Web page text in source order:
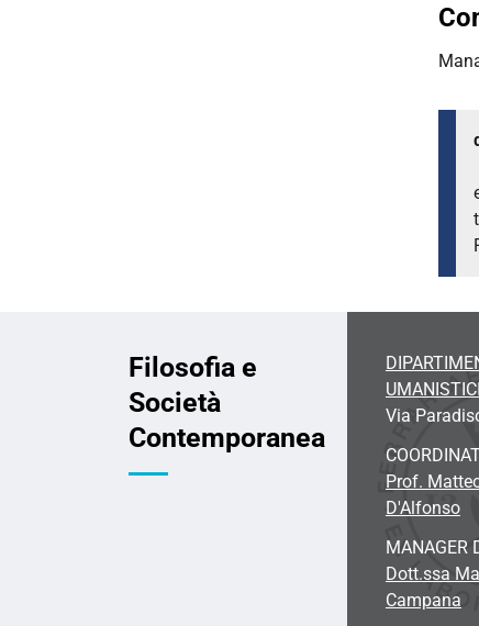
Filosofia e
Società
Contemporanea
UMANISTICI
Via
Prof.
D'Alfonso
MANAGER
Dott.ssa
Campana